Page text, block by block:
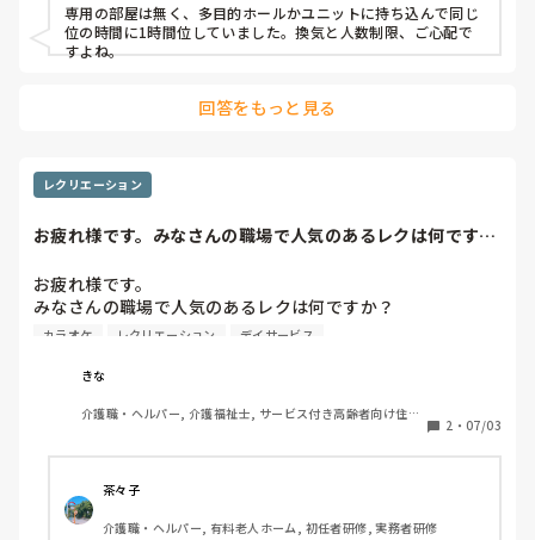
専用の部屋は無く、多目的ホールかユニットに持ち込んで同じ
位の時間に1時間位していました。換気と人数制限、ご心配で
すよね。
回答をもっと見る
レクリエーション
お疲れ様です。みなさんの職場で人気のあるレクは何です
お疲れ様です。
みなさんの職場で人気のあるレクは何ですか？
ウチはカラオケと花札です。
最近、利用者さん達が歌う懐メロが鼻歌で…
カラオケ レクリエーション デイサービス
きな
介護職・ヘルパー, 介護福祉士, サービス付き高齢者向け住宅,
2 ・ 07/03
茶々子
介護職・ヘルパー, 有料老人ホーム, 初任者研修, 実務者研修